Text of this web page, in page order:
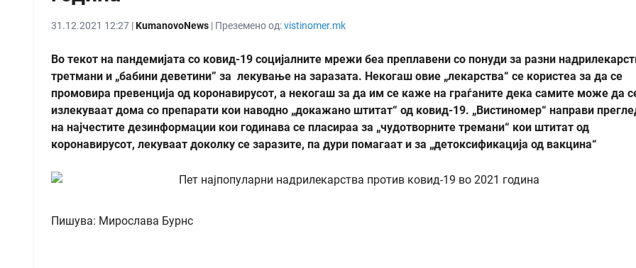
31.12.2021 12:27 |KumanovoNews | Преземено од:vistinomer.mk
Во текот на пандемијата со ковид-19 социјалните мрежи беа преплавени со понуди за разни
третмани и „бабини деветини” за лекување на заразата. Некогаш овие „лекарства“ се користеа за да се
промовира превенција од коронавирусот, а некогаш за да им се каже на граѓаните дека самите може да
излекуваат дома со препарати кои наводно „докажано штитат“ од ковид-19. „Вистиномер“ направи
на најчестите дезинформации кои годинава се пласираа за „чудотворните тремани“ кои штитат од
коронавирусот, лекуваат доколку се заразите, па дури помагаат и за „детоксификација од вакцина“
Пишува: Мирослава Бурнс